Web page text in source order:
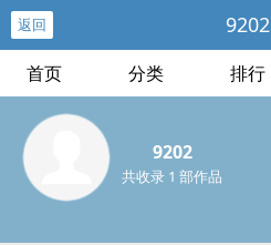
返回 9202
首页 分类 排行
9202
共收录 1 部作品